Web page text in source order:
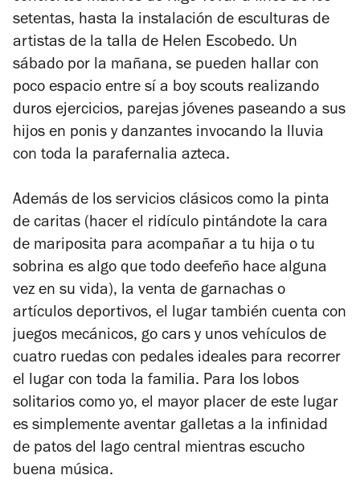
setentas, hasta la instalación de esculturas de
artistas de la talla de Helen Escobedo. Un
sábado por la mañana, se pueden hallar con
poco espacio entre sí a boy scouts realizando
duros ejercicios, parejas jóvenes paseando a sus
hijos en ponis y danzantes invocando la lluvia
con toda la parafernalia azteca.
Además de los servicios clásicos como la pinta
de caritas (hacer el ridículo pintándote la cara
de mariposita para acompañar a tu hija o tu
sobrina es algo que todo deefeño hace alguna
vez en su vida), la venta de garnachas o
artículos deportivos, el lugar también cuenta con
juegos mecánicos, go cars y unos vehículos de
cuatro ruedas con pedales ideales para recorrer
el lugar con toda la familia. Para los lobos
solitarios como yo, el mayor placer de este lugar
es simplemente aventar galletas a la infinidad
de patos del lago central mientras escucho
buena música.